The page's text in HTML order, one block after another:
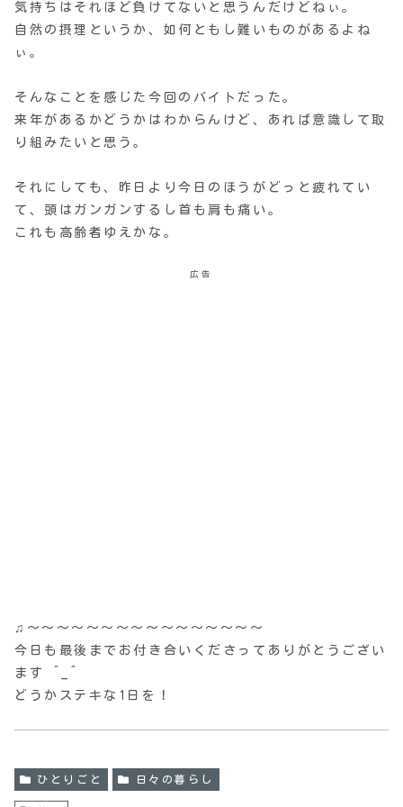
気持ちはそれほど負けてないと思うんだけどねぃ。
自然の摂理というか、如何ともし難いものがあるよね
ぃ。
そんなことを感じた今回のバイトだった。
来年があるかどうかはわからんけど、あれば意識して取
り組みたいと思う。
それにしても、昨日より今日のほうがどっと疲れてい
て、頭はガンガンするし首も肩も痛い。
これも高齢者ゆえかな。
広告
♫〜〜〜〜〜〜〜〜〜〜〜〜〜〜〜〜
今日も最後までお付き合いくださってありがとうござい
ます ^_^
どうかステキな1日を！
ひとりごと 日々の暮らし